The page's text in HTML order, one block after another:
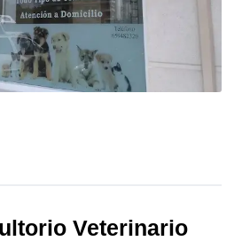
Veterinario